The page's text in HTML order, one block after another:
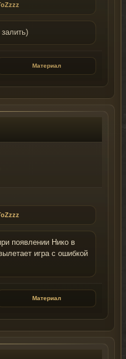
Материал
появлении Нико в
игра с ошибкой
Материал